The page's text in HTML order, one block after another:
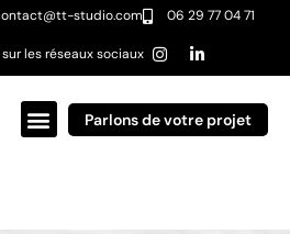
studio.com 06 29 77 04 71
les réseaux sociaux
Parlons de votre projet